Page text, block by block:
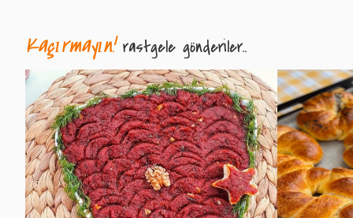
Kaçırmayın! rastgele gönderiler..